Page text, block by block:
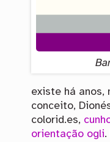
existe há anos,
conceito,
colorid.es,
orientação ogli.